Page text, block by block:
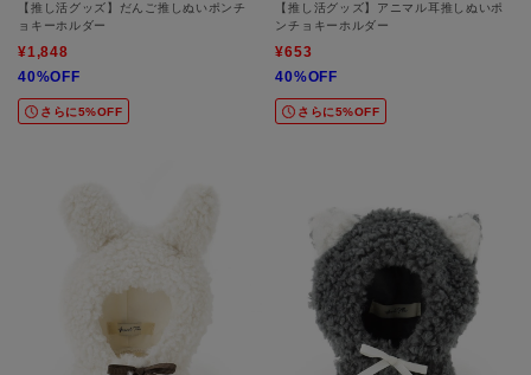
【推し活グッズ】だんご推しぬいポンチ
ョキーホルダー
¥1,848
40%OFF
さらに5%OFF
【推し活グッズ】アニマル耳推しぬいポ
ンチョキーホルダー
¥653
40%OFF
さらに5%OFF